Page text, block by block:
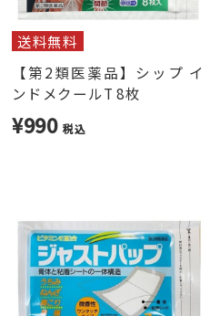
送料無料
【第2類医薬品】シップ イ
ンドメクールT 8枚
¥990税込